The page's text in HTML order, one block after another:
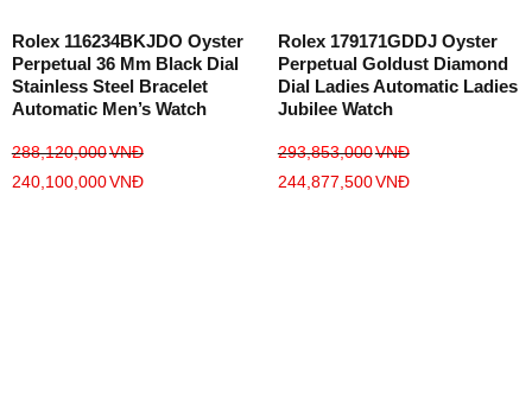
Rolex 116234BKJDO Oyster
Perpetual 36 Mm Black Dial
Stainless Steel Bracelet
Automatic Men’s Watch
288,120,000VNĐ
240,100,000VNĐ
Rolex 179171GDDJ Oyster
Perpetual Goldust Diamond
Dial Ladies Automatic Ladies
Jubilee Watch
293,853,000VNĐ
244,877,500VNĐ